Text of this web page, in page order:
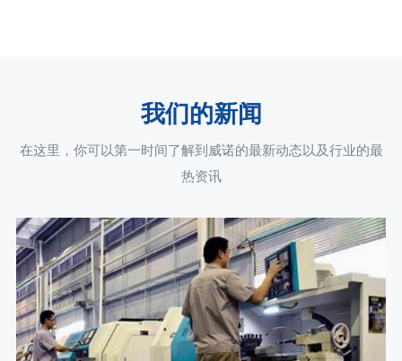
我们的新闻
在这里，你可以第一时间了解到威诺的最新动态以及行业的最
热资讯